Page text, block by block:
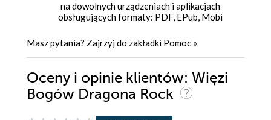
na dowolnych urządzeniach i aplikacjach
obsługujących formaty: PDF, EPub, Mobi
Masz pytania? Zajrzyj do zakładki Pomoc »
Oceny i opinie klientów: Więzi
Bogów Dragona Rock